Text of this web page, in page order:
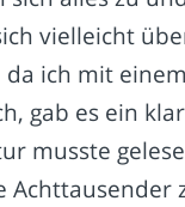
vielleicht
da ich mit
gab es ein
musste
Achttausender